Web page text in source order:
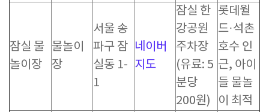
잠실 물
놀이장
물놀이
장
서울 송
파구 잠
실동 1-
1
네이버
지도
잠실 한
강공원
주차장
(유료: 5
분당
200원)
롯데월
드·석촌
호수 인
근, 아이
들 물놀
이 최적